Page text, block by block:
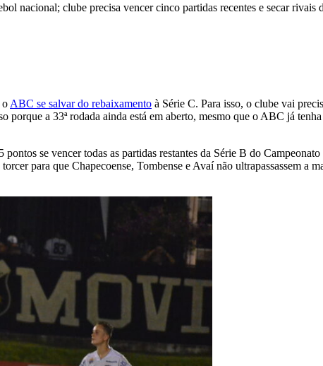
nacional; clube precisa vencer cinco partidas recentes e secar rivais
o ABC se salvar do rebaixamento à Série C. Para isso, o clube vai
porque a 33ª rodada ainda está em aberto, mesmo que o ABC já
se vencer todas as partidas restantes da Série B do
para que Chapecoense, Tombense e Avaí não ultrapassassem a